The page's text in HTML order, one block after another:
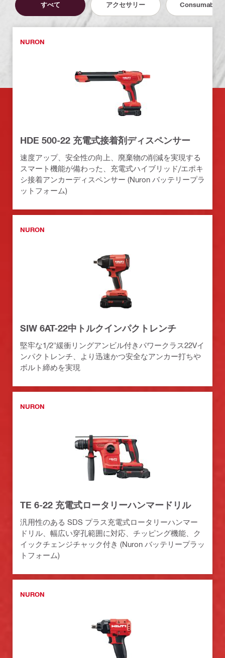
すべて アクセサリー Consumables
NURON
HDE 500-22 充電式接着剤ディスペンサー
速度アップ、安全性の向上、廃棄物の削減を実現する
スマート機能が備わった、充電式ハイブリッド/エポキ
シ接着アンカーディスペンサー (Nuron バッテリープラ
ットフォーム)
NURON
SIW 6AT-22中トルクインパクトレンチ
堅牢な1/2"緩衝リングアンビル付きパワークラス22Vイ
ンパクトレンチ、より迅速かつ安全なアンカー打ちや
ボルト締めを実現
NURON
TE 6-22 充電式ロータリーハンマードリル
汎用性のある SDS プラス充電式ロータリーハンマー
ドリル、幅広い穿孔範囲に対応、チッピング機能、ク
イックチェンジチャック付き (Nuron バッテリープラッ
トフォーム)
NURON